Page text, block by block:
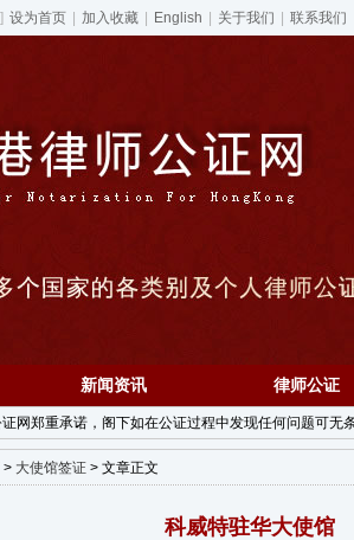
设为首页 加入收藏 English 关于我们 联系我们
新闻资讯 律师公证
网郑重承诺，阁下如在公证过程中发现任何问题可
> 大使馆签证 > 文章正文
科威特驻华大使馆